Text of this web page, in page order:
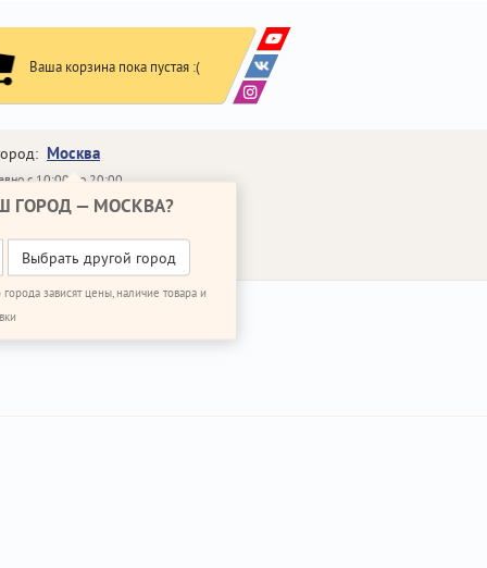
Ваша корзина пока пустая :(
Москва
ГОРОД — МОСКВА?
Выбрать другой город
зависят цены, наличие товара и
с 10:00 до 20:00
648-64-30
МНЕ